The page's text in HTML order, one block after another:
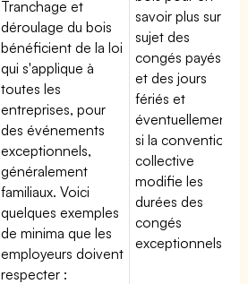
Tranchage et
déroulage du bois
bénéficient de la loi
qui s'applique à
toutes les
entreprises, pour
des événements
exceptionnels,
généralement
familiaux. Voici
quelques exemples
de minima que les
employeurs doivent
respecter :
savoir plus sur le
sujet des
congés payés
et des jours
fériés et
éventuellement
si la convention
collective
modifie les
durées des
congés
exceptionnels.